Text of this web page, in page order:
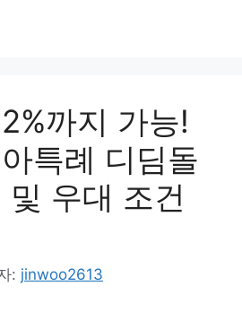
까지 가능!
특례 디딤돌
우대 조건
: jinwoo2613